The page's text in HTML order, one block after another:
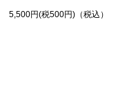
5,500円(税500円)（税込）